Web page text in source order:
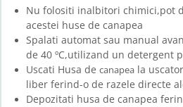
Nu folositi inalbitori chimici,pot
acestei huse de canapea
Spalati automat sau manual
de 40 ºC,utilizand un detergent
Uscati Husa decanapea la
liber ferind-o de razele directe
Depozitati husa de canapea